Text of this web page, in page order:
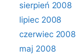
sierpień 2008
lipiec 2008
czerwiec 2008
maj 2008